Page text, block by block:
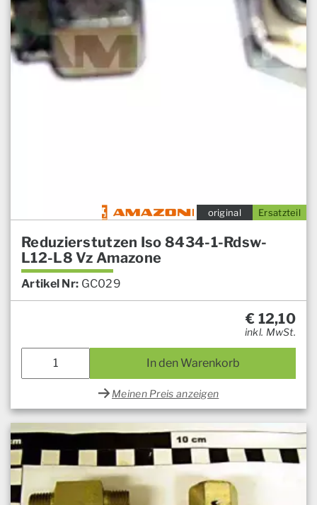
Ersatzteil
original
Reduzierstutzen Iso 8434-1-Rdsw-
L12-L8 Vz Amazone
Artikel Nr: GC029
€ 12,10
inkl. MwSt.
In den Warenkorb
Meinen Preis anzeigen